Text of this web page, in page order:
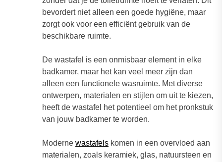
bevordert niet alleen een goede hygiëne, maar
zorgt ook voor een efficiënt gebruik van de
beschikbare ruimte.
De wastafel is een onmisbaar element in elke
badkamer, maar het kan veel meer zijn dan
alleen een functionele wasruimte. Met diverse
ontwerpen, materialen en stijlen om uit te kiezen,
heeft de wastafel het potentieel om het pronkstuk
van jouw badkamer te worden.
Moderne wastafels komen in een overvloed aan
materialen, zoals keramiek, glas, natuursteen en